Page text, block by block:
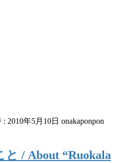
: 2010年5月10日 onakaponpon
と / About “Ruokala